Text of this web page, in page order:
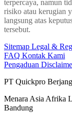
terpercaya, namun
risiko atau kerugian
langsung atas
tersebut.
Sitemap Legal &
FAQ Kontak Kami
Pengaduan
PT Quickpro
Menara Asia Afrika
Bandung